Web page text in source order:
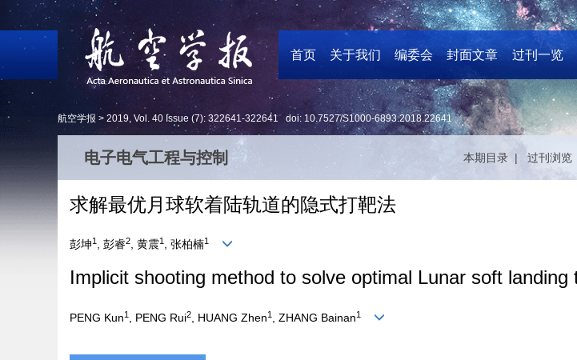
首页 关于我们 编委会 封面文章 过刊一览
航空学报 > 2019, Vol. 40 Issue (7): 322641-322641 doi:10.7527/S1000-6893.2018.22641
电子电气工程与控制 本期目录 | 过刊浏
求解最优月球软着陆轨道的隐式打靶法
彭坤1 , 彭睿2, 黄震1 , 张柏楠1
Implicit shooting method to solve optimal Lunar soft landing
PENG Kun1 , PENG Rui2 , HUANG Zhen1 , ZHANG Bainan1